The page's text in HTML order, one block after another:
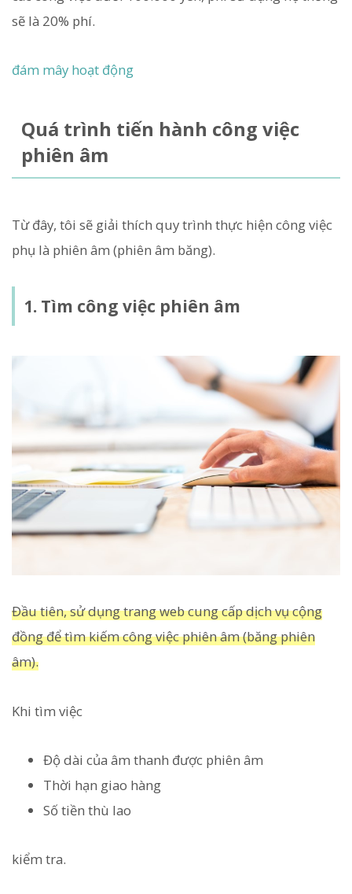
sẽ là 20% phí.
đám mây hoạt động
Quá trình tiến hành công việc
phiên âm
Từ đây, tôi sẽ giải thích quy trình thực hiện công việc
phụ là phiên âm (phiên âm băng).
1. Tìm công việc phiên âm
Đầu tiên, sử dụng trang web cung cấp dịch vụ cộng
đồng để tìm kiếm công việc phiên âm (băng phiên
âm).
Khi tìm việc
Độ dài của âm thanh được phiên âm
Thời hạn giao hàng
Số tiền thù lao
kiểm tra.